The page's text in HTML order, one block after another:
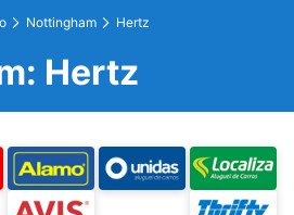
Nottingham Hertz
Hertz